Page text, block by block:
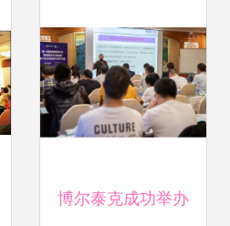
宴
博尔泰克成功举办